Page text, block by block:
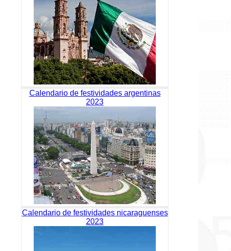
Calendario de festividades argentinas
2023
Calendario de festividades nicaraguenses
2023